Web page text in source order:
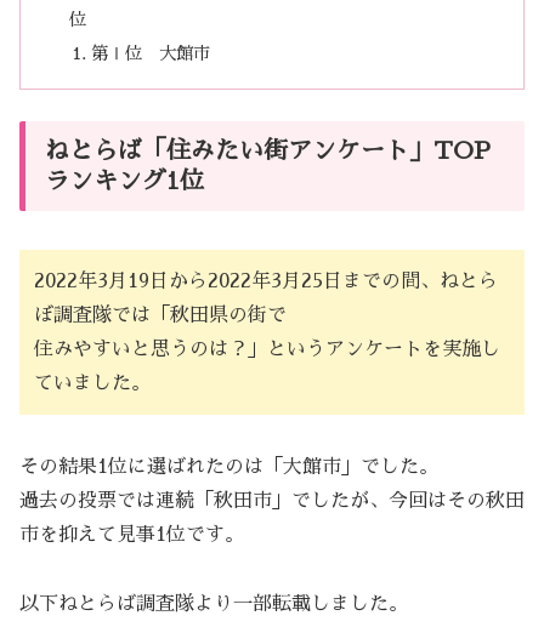
位
第Ⅰ位 大館市
ねとらば「住みたい街アンケート」TOP
ランキング1位
2022年3月19日から2022年3月25日までの間、ねとら
ぼ調査隊では「秋田県の街で
住みやすいと思うのは？」というアンケートを実施し
ていました。
その結果1位に選ばれたのは「大館市」でした。
過去の投票では連続「秋田市」でしたが、今回はその秋田
市を抑えて見事1位です。
以下ねとらば調査隊より一部転載しました。